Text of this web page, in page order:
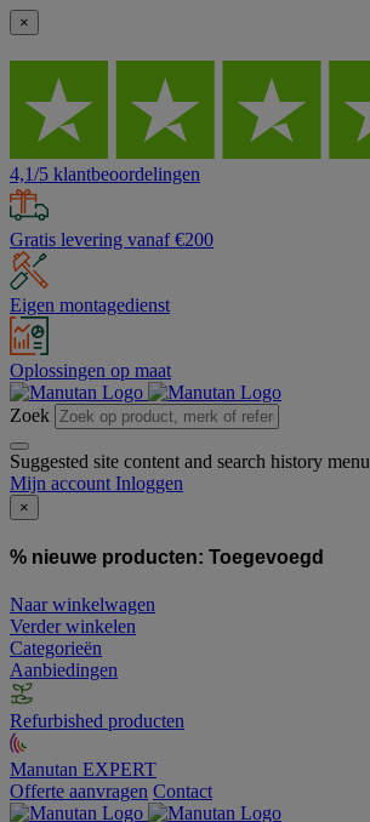
×
4,1/5 klantbeoordelingen
Gratis levering vanaf €200
Eigen montagedienst
Oplossingen op maat
Zoek
Suggested site content and search history menu
Mijn account Inloggen
×
% nieuwe producten: Toegevoegd
Naar winkelwagen
Verder winkelen
Categorieën
Aanbiedingen
Refurbished producten
Manutan EXPERT
Offerte aanvragen Contact